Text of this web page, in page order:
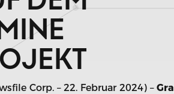
Corp. – 22. Februar 2024) –